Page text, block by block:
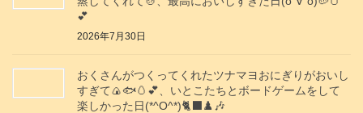
💕
2026年7月30日
おくさんがつくってくれたツナマヨおにぎりがおいし
すぎて🍙🐟️🥚💕、いとこたちとボードゲームをして
楽しかった日(*^O^*)🐈‍⬛♟️🎶